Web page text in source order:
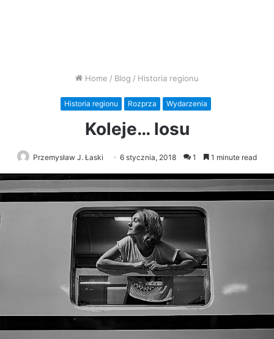
Home / Blog / Historia regionu
Historia regionu Rozprza Wydarzenia
Koleje… losu
Przemysław J. Łaski 6 stycznia, 2018 1 1 minute read